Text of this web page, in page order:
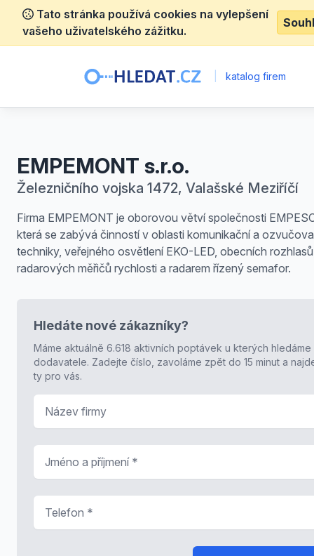
Tato stránka používá cookies na vylepšení
vašeho uživatelského zážitku.
katalog firem
EMPEMONT s.r.o.
Železničního vojska 1472, Valašské Meziříčí
Firma EMPEMONT je oborovou větví společnosti
která se zabývá činností v oblasti komunikační a
techniky, veřejného osvětlení EKO-LED, obecních
radarových měřičů rychlosti a radarem řízený semafor.
Hledáte nové zákazníky?
Máme aktuálně 6.618 aktivních poptávek u kterých hledáme
dodavatele. Zadejte číslo, zavoláme zpět do 15 minut a
ty pro vás.